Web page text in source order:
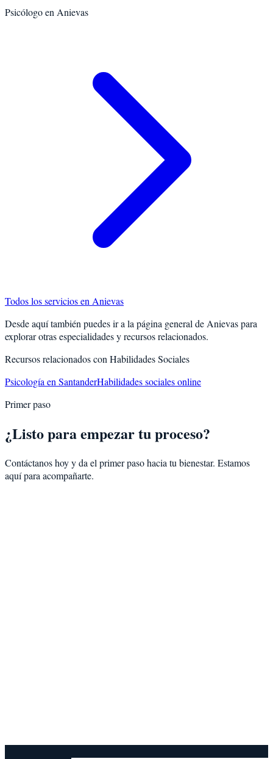
Psicólogo en Anievas
Todos los servicios en Anievas
Desde aquí también puedes ir a la página general de Anievaspara
explorar otras especialidades y recursos relacionados.
Recursos relacionados con Habilidades Sociales
Psicología en SantanderHabilidades sociales online
Primer paso
¿Listo para empezar tu proceso?
Contáctanos hoy y da el primer paso hacia tu bienestar. Estamos
aquí para acompañarte.